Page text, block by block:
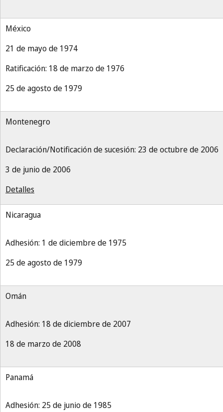
México
21 de mayo de 1974
Ratificación: 18 de marzo de 1976
25 de agosto de 1979
Montenegro
Declaración/Notificación de sucesión: 23 de octubre de 2006
3 de junio de 2006
Detalles
Nicaragua
Adhesión: 1 de diciembre de 1975
25 de agosto de 1979
Omán
Adhesión: 18 de diciembre de 2007
18 de marzo de 2008
Panamá
Adhesión: 25 de junio de 1985